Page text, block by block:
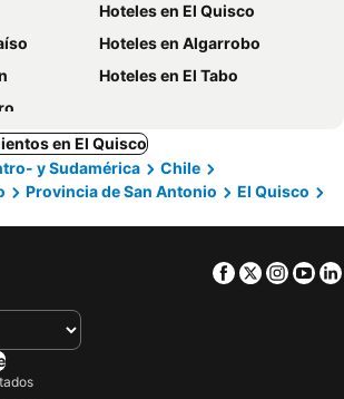
Hoteles en El Quisco
Hoteles en Algarrobo
Hoteles en El Tabo
en El Quisco
y Sudamérica
Chile
Provincia de San Antonio
El Quisco
Facebook
Twitter